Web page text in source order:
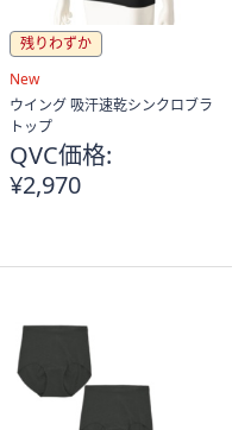
残りわずか
New
ウイング 吸汗速乾シンクロブラ
トップ
QVC価格:
¥2,970